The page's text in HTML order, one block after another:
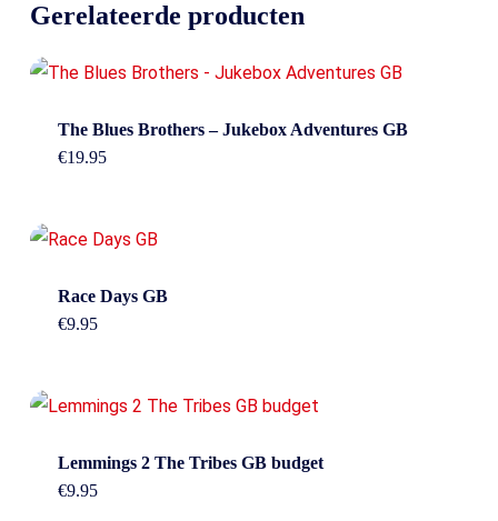
Gerelateerde producten
The Blues Brothers – Jukebox Adventures GB
€19.95
Race Days GB
€9.95
Lemmings 2 The Tribes GB budget
€9.95